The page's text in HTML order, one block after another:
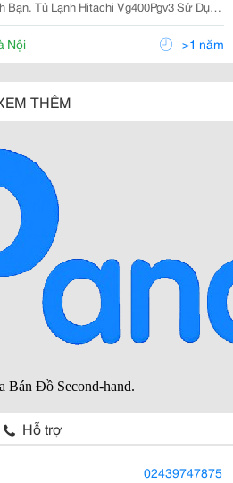
Sử Dụng
Kép Giúp Từng Ngăn Tủ Được Làm
Một Cách Độc Lập, Nâng Sao Hiệu
Nội >1 năm
THÊM
Hỗ trợ
02439747875